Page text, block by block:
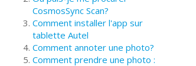
CosmosSync Scan?
Comment installer l'app sur
tablette Autel
Comment annoter une photo?
Comment prendre une photo :